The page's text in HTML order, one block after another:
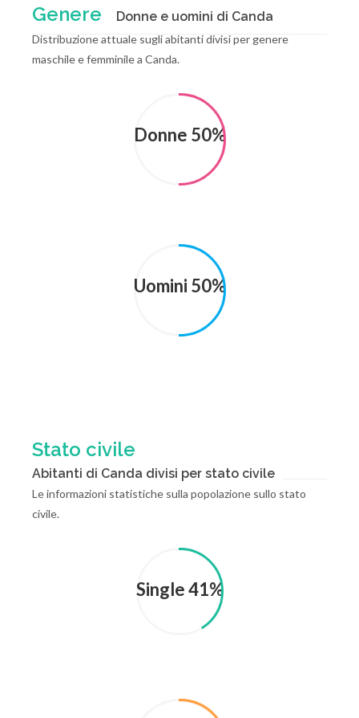
Genere Donne e uomini di Canda
Distribuzione attuale sugli abitanti divisi per genere
maschile e femminile a Canda.
Donne 50%
Uomini 50%
Stato civile
Abitanti di Canda divisi per stato civile
Le informazioni statistiche sulla popolazione sullo stato
civile.
Single 41%